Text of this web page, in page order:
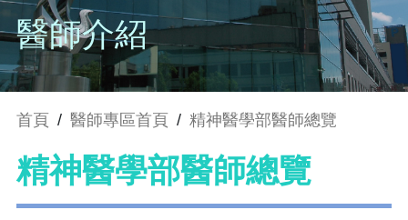
醫師介紹
首頁 / 醫師專區首頁 / 精神醫學部醫師總覽
精神醫學部醫師總覽